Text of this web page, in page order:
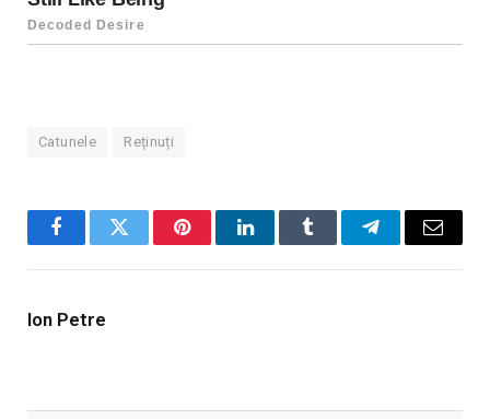
Catunele Reținuți
FacebookTwitter PinterestLinkedInTumblr TelegramEmail
Ion Petre